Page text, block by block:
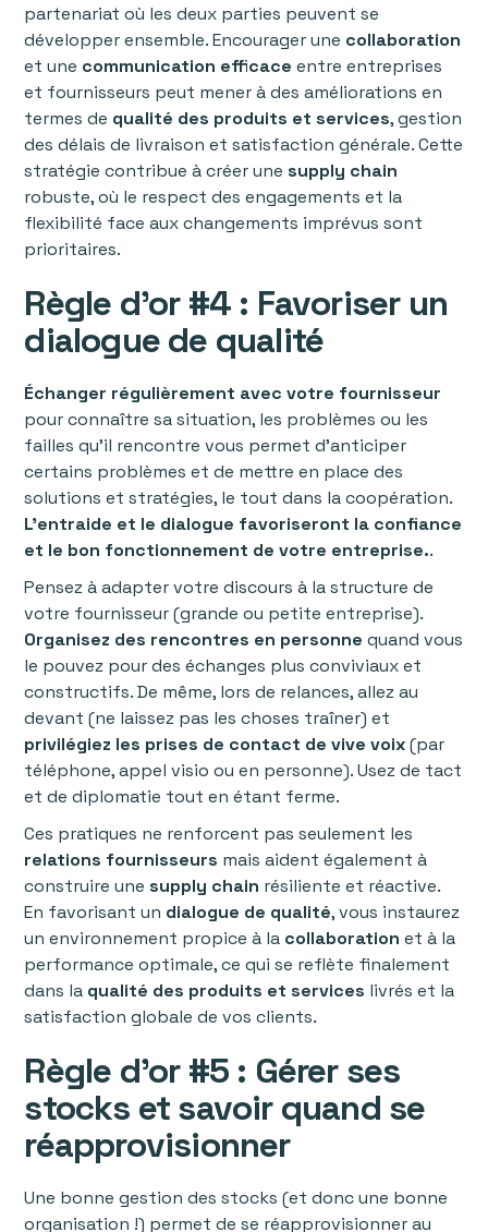
partenariat où les deux parties peuvent se
développer ensemble. Encourager une collaboration
et une communication efficace entre entreprises
et fournisseurs peut mener à des améliorations en
termes de qualité des produits et services, gestion
des délais de livraison et satisfaction générale. Cette
stratégie contribue à créer unesupply chain
robuste, où le respect des engagements et la
flexibilité face aux changements imprévus sont
prioritaires.
Règle d’or #4 : Favoriser un
dialogue de qualité
Échanger régulièrement avec votre fournisseur
pour connaître sa situation, les problèmes ou les
failles qu’il rencontre vous permet d’anticiper
certains problèmes et de mettre en place des
solutions et stratégies, le tout dans la coopération.
L’entraide et le dialogue favoriseront la confiance
et le bon fonctionnement de votre entreprise..
Pensez à adapter votre discours à la structure de
votre fournisseur (grande ou petite entreprise).
Organisez des rencontres en personne quand vous
le pouvez pour des échanges plus conviviaux et
constructifs. De même, lors de relances, allez au
devant (ne laissez pas les choses traîner) et
privilégiez les prises de contact de vive voix(par
téléphone, appel visio ou en personne). Usez de tact
et de diplomatie tout en étant ferme.
Ces pratiques ne renforcent pas seulement les
relations fournisseurs mais aident également à
construire unesupply chain résiliente et réactive.
En favorisant un dialogue de qualité, vous instaurez
un environnement propice à la collaboration et à la
performance optimale, ce qui se reflète finalement
dans la qualité des produits et services livrés et la
satisfaction globale de vos clients.
Règle d’or #5 : Gérer ses
stocks et savoir quand se
réapprovisionner
Une bonne gestion des stocks (et donc une bonne
organisation !) permet de se réapprovisionner au